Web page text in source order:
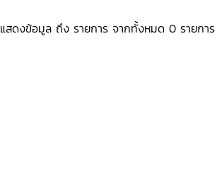
แสดงข้อมูล ถึง รายการ จากทั้งหมด 0 รายการ